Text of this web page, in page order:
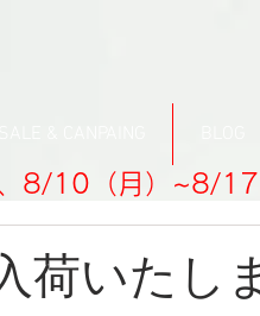
8/10（月）~8/17
荷いたし